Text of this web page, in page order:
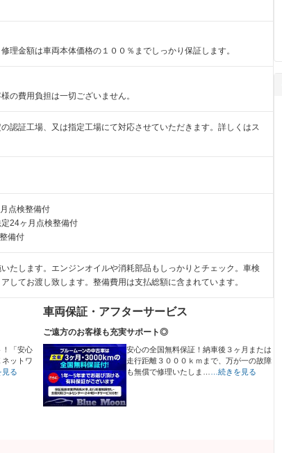
理金額は車両本体価格の１００％までしっかり保証します。
の費用負担は一切ございません。
認証工場、又は指定工場にて対応させていただきます。詳しくはス
点検整備付
24ヶ月点検整備付
備付
たします。エンジンオイルや消耗部品もしっかりとチェック。車検
してお渡し致します。整備費用は支払総額に含まれています。
！「安心
ネットワ
見る
車両保証・アフターサービス
ご遠方のお客様も充実サポート◎
安心の全国無料保証！納車後３ヶ月または
走行距離３０００ｋｍまで、万が一の故障
も無償で修理いたしま…
…続きを見る